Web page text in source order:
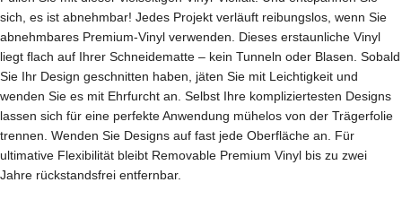
sich, es ist abnehmbar! Jedes Projekt verläuft reibungslos, wenn Sie
abnehmbares Premium-Vinyl verwenden. Dieses erstaunliche Vinyl
liegt flach auf Ihrer Schneidematte – kein Tunneln oder Blasen. Sobald
Sie Ihr Design geschnitten haben, jäten Sie mit Leichtigkeit und
wenden Sie es mit Ehrfurcht an. Selbst Ihre kompliziertesten Designs
lassen sich für eine perfekte Anwendung mühelos von der Trägerfolie
trennen. Wenden Sie Designs auf fast jede Oberfläche an. Für
ultimative Flexibilität bleibt Removable Premium Vinyl bis zu zwei
Jahre rückstandsfrei entfernbar.